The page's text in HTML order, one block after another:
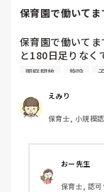
保育園で働いて
保育園で働いて
と180日足りなく
た。来年受ける
なると。
正直嫌なので受験
たいなと。埼玉
園庭開放 施設
えみり
保育士, 小規模
おー先生
保育士, 認